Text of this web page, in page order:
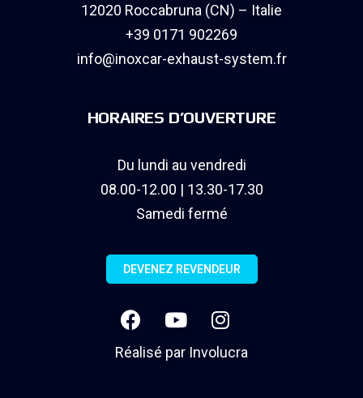
12020 Roccabruna (CN) – Italie
+39 0171 902269
info@inoxcar-exhaust-system.fr
HORAIRES D’OUVERTURE
Du lundi au vendredi
08.00-12.00 | 13.30-17.30
Samedi fermé
DEVENEZ REVENDEUR
Réalisé par Involucra